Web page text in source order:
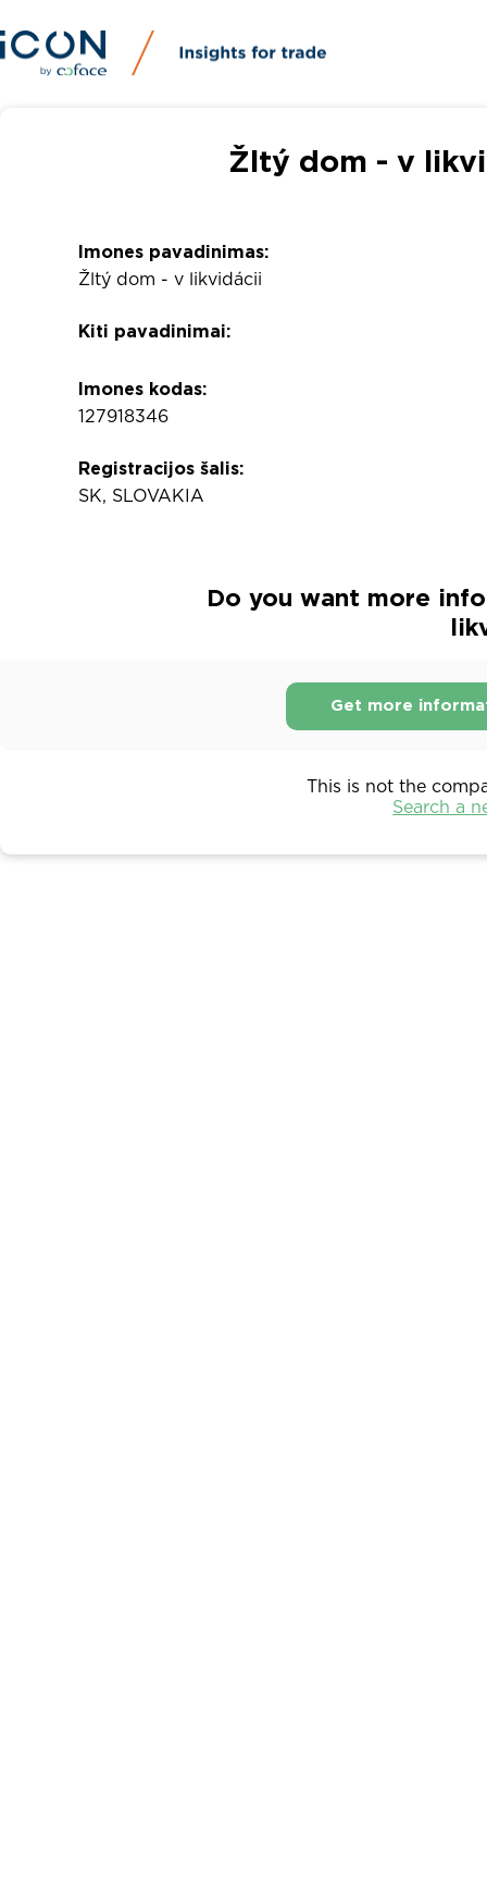
Žltý dom - v
Imones pavadinimas:
Žltý dom - v likvidácii
Kiti pavadinimai:
Imones kodas:
127918346
Registracijos šalis:
SK, SLOVAKIA
Do you want more
Get more
This is not the
Search a